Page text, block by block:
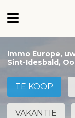
Immo Europe,
Sint-Idesbald,
TE KOOP
VAKANTIE